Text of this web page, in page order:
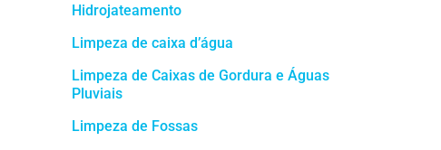
Hidrojateamento
Limpeza de caixa d’água
Limpeza de Caixas de Gordura e Águas
Pluviais
Limpeza de Fossas